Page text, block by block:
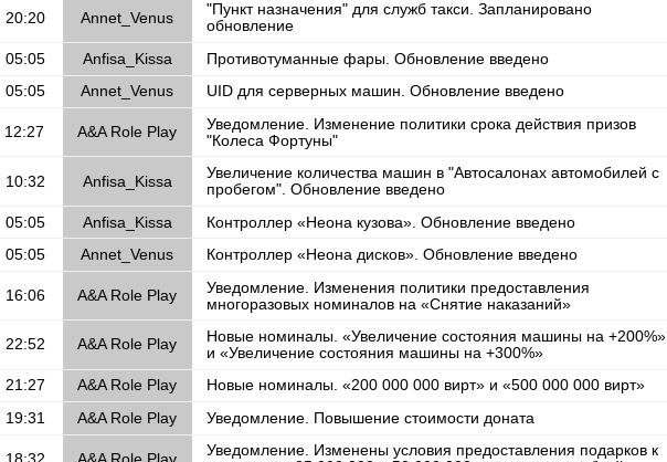
20:20 Annet_Venus
"Пункт назначения" для служб такси. Запланировано
обновление
05:05
Anfisa_Kissa
Противотуманные фары. Обновление введено
05:05
Annet_Venus UID для серверных машин. Обновление введено
12:27 A&A Role Play
Уведомление. Изменение политики срока действия призов
"Колеса Фортуны"
10:32 Anfisa_Kissa
Увеличение количества машин в "Автосалонах автомобилей с
пробегом". Обновление введено
05:05
Anfisa_Kissa
Контроллер «Неона кузова». Обновление введено
05:05
Annet_Venus Контроллер «Неона дисков». Обновление введено
16:06 A&A Role Play
Уведомление. Изменения политики предоставления
многоразовых номиналов на «Снятие наказаний»
22:52 A&A Role Play
Новые номиналы. «Увеличение состояния машины на +200%»
и «Увеличение состояния машины на +300%»
21:27
A&A Role Play
Новые номиналы. «200 000 000 вирт» и «500 000 000 вирт»
A&A Role Play Уведомление. Повышение стоимости доната
Уведомление. Изменены условия предоставления подарков к